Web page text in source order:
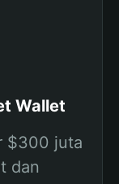
Wallet
$300 juta
dan